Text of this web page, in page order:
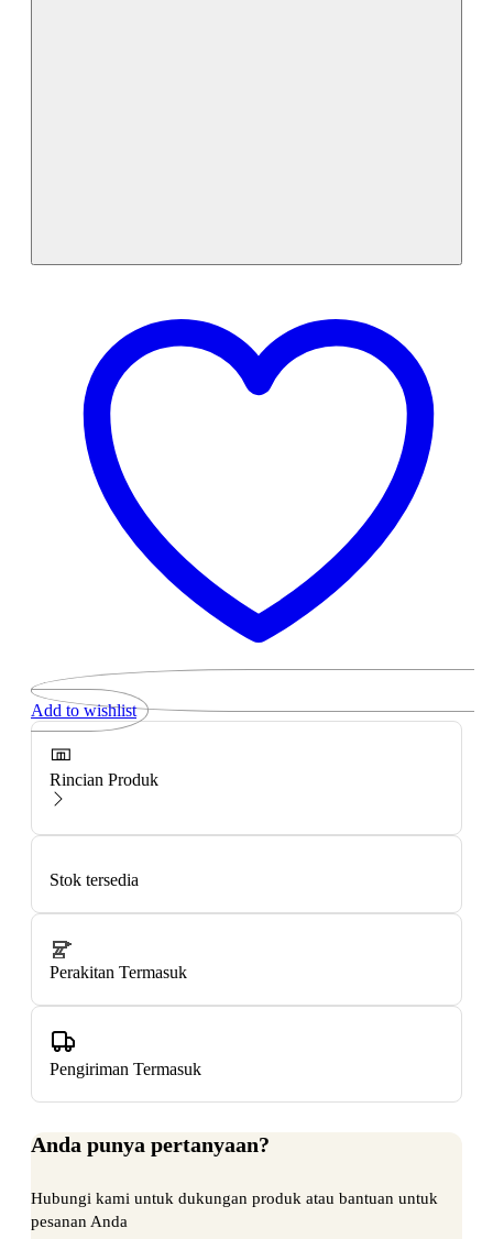
Add to wishlist
Rincian Produk
Stok tersedia
Perakitan Termasuk
Pengiriman Termasuk
Anda punya pertanyaan?
Hubungi kami untuk dukungan produk atau bantuan untuk
pesanan Anda